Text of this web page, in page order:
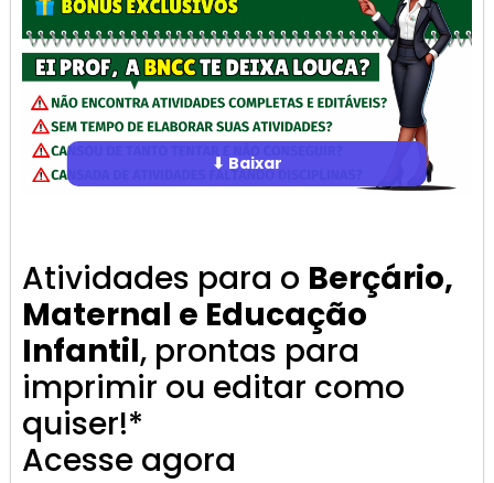
⬇ Baixar
Atividades para o Berçário,
Maternal e Educação
Infantil, prontas para
imprimir ou editar como
quiser!*
Acesse agora